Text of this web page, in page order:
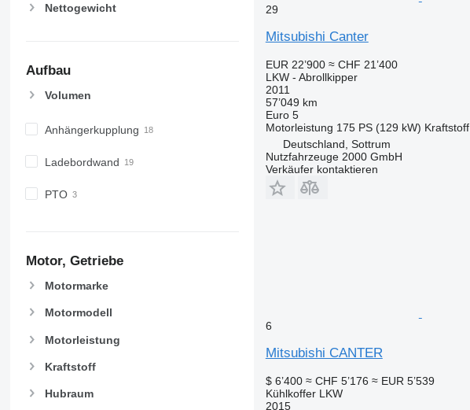
Nettogewicht
Aufbau
Volumen
Anhängerkupplung
Ladebordwand
PTO
Motor, Getriebe
Motormarke
Motormodell
Motorleistung
Kraftstoff
Hubraum
29
Mitsubishi Canter
EUR 22’900 ≈ CHF 21’400
LKW - Abrollkipper
2011
57’049 km
Euro 5
Motorleistung 175 PS (129 kW) Kraftstoff
Deutschland, Sottrum
Nutzfahrzeuge 2000 GmbH
Verkäufer kontaktieren
6
Mitsubishi CANTER
$ 6’400 ≈ CHF 5’176 ≈ EUR 5’539
Kühlkoffer LKW
2015